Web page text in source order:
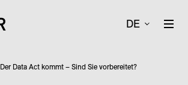
DE
Der Data Act kommt – Sind Sie vorbereitet?